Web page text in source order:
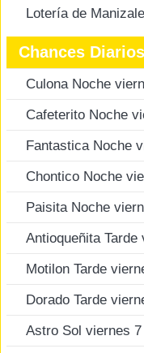
Lotería de
Chances Diarios
Culona Noche
Cafeterito Noche
Fantastica Noche
Chontico Noche
Paisita Noche
Antioqueñita
Motilon Tarde
Dorado Tarde
Astro Sol viernes